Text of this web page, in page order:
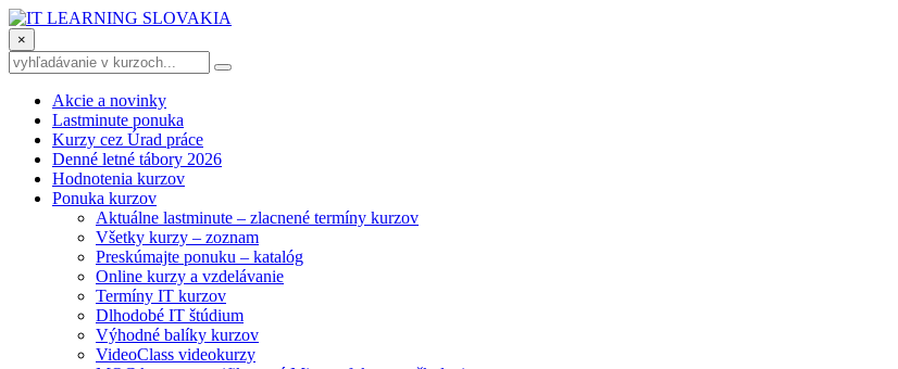
×
Akcie a novinky
Lastminute ponuka
Kurzy cez Úrad práce
Denné letné tábory 2026
Hodnotenia kurzov
Ponuka kurzov
Aktuálne lastminute – zlacnené termíny kurzov
Všetky kurzy – zoznam
Preskúmajte ponuku – katalóg
Online kurzy a vzdelávanie
Termíny IT kurzov
Dlhodobé IT štúdium
Výhodné balíky kurzov
VideoClass videokurzy